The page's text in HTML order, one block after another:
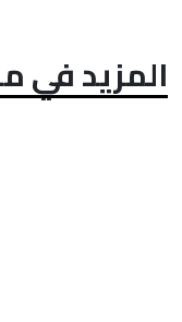
المزيد في